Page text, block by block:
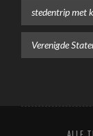
stedentrip met
Verenigde
ALLE